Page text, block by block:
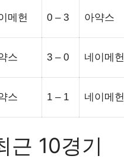
메헌 0 – 3 아약스
스 3 – 0 네이메헌
스 1 – 1 네이메헌
근 10경기